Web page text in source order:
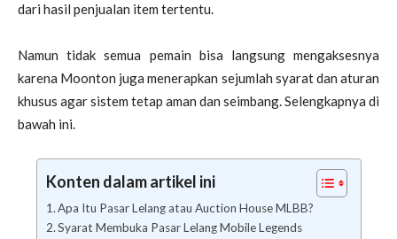
dari hasil penjualan item tertentu.
Namun tidak semua pemain bisa langsung mengaksesnya
karena Moonton juga menerapkan sejumlah syarat dan aturan
khusus agar sistem tetap aman dan seimbang. Selengkapnya di
bawah ini.
Konten dalam artikel ini
Apa Itu Pasar Lelang atau Auction House MLBB?
Syarat Membuka Pasar Lelang Mobile Legends